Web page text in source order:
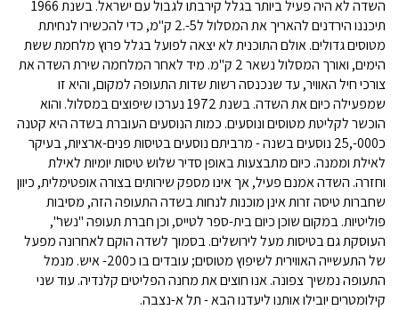
השדה לא היה פעיל ביותר בגלל קירבתו לגבול עם ישראל. בשנת 1966
תיכננו הירדנים להאריך את המסלול ל5-.2 ק"מ, כדי להכשירו לנחיתת
מטוסים גדולים. אולם התוכנית לא יצאה לפועל בגלל פרוץ מלחמת ששת
הימים, ואורך המסלול נשאר 2 ק"מ. מיד לאחר המלחמה שירת השדה את
צורכי חיל האוויר, עד שנכנסה רשות שדות התעופה למקום, והיא זו
שמפעילה כיום את השדה. בשנת 1972 נערכו שיפוצים במסלול. והוא
הוכשר לקליטת מטוסים ונוסעים. כמות הנוסעים העוברת בשדה היא קטנה
כ000-,25 נוסעים בשנה - מרביתם נוסעים בטיסות פנים-ארציות, בעיקר
לאילת וממנה. כיום מתבצעות באופן סדיר שלוש טיסות יומיות לאילת
וחזרה. השדה אמנם פעיל, אך אינו מספק שירותים בצורה אופטימלית, כיוון
שחברות טיסה זרות אינן מוכנות לנחות בשדה התעופה הזה, מסיבות
פוליטיות. במקום שוכן כיום בית-ספר לטייס, וכן חברת תעופה "נשר",
העוסקת גם בטיסות מעל לירושלים. בסמוך לשדה הוקם לאחרונה מפעל
של התעשייה האווירית לשיפוץ מטוסים; עובדים בו כ200- איש. מנמל
התעופה נמשיך צפונה. אנו חוצים את מחנה הפליטים קלנדיה. עוד שני
קילומטרים יובילו אותנו ליעדנו הבא - תל א-נצבה.